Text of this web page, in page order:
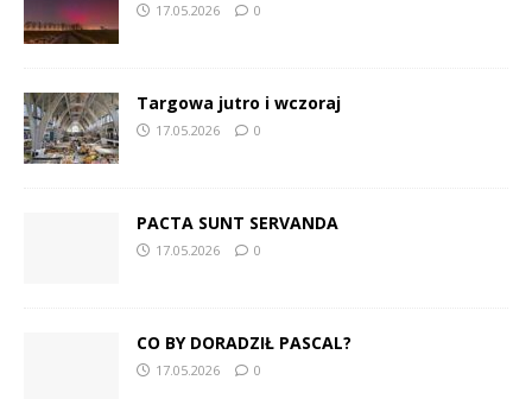
17.05.2026 0
Targowa jutro i wczoraj
17.05.2026 0
PACTA SUNT SERVANDA
17.05.2026 0
CO BY DORADZIŁ PASCAL?
17.05.2026 0